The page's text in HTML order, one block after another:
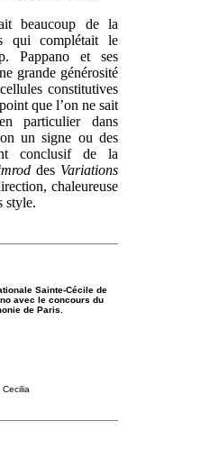
beaucoup de la
qui complétait le
Pappano et ses
grande générosité
constitutives
que l’on ne sait
particulier dans
un signe ou des
conclusif de la
des Variations
chaleureuse
style.
Sainte-Cécile de
avec le concours du
de Paris.